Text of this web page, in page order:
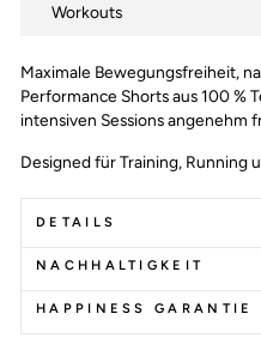
Workouts
Maximale Bewegungsfreiheit,
Performance Shorts aus 100 %
intensiven Sessions angenehm
Designed für Training, Running
DETAILS
NACHHALTIGKEIT
HAPPINESS GARANTIE